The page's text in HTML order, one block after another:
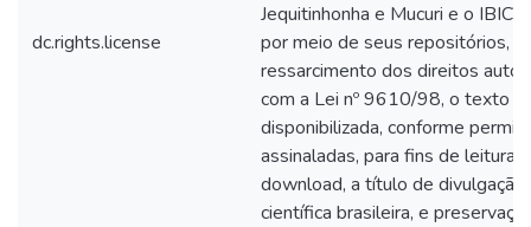
dc.rights.license
Jequitinhonha e Mucuri e o
por meio de seus repositórios,
ressarcimento dos direitos
com a Lei nº 9610/98, o texto
disponibilizada, conforme
assinaladas, para fins de leitura,
download, a título de divulgação
científica brasileira, e